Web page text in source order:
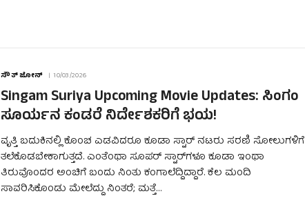
ಸೌತ್ ಜೋನ್ 10/03/2026
Singam Suriya Upcoming Movie Updates: ಸಿಂಗಂ
ಸೂರ್ಯನ ಕಂಡರೆ ನಿರ್ದೇಶಕರಿಗೆ ಭಯ!
ವೃತ್ತಿ ಬದುಕಿನಲ್ಲಿ ಕೊಂಚ ಎಡವಿದರೂ ಕೂಡಾ ಸ್ಟಾರ್ ನಟರು ಸರಣಿ ಸೋಲುಗಳಿಗೆ
ತಲೆಕೊಡಬೇಕಾಗುತ್ತದೆ. ಎಂತೆಂಥಾ ಸೂಪರ್ ಸ್ಟಾರ್‌ಗಳೂ ಕೂಡಾ ಇಂಥಾ
ತಿರುವೊಂದರ ಅಂಚಿಗೆ ಬಂದು ನಿಂತು ಕಂಗಾಲೆದ್ದಿದ್ದಾರೆ. ಕೆಲ ಮಂದಿ
ಸಾವರಿಸಿಕೊಂಡು ಮೇಲೆದ್ದು ನಿಂತರೆ; ಮತ್ತೆ…